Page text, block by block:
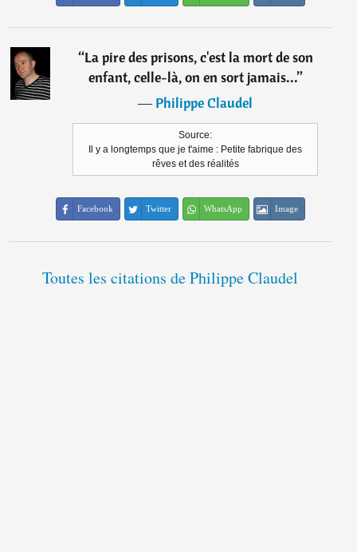
“La pire des prisons, c'est la mort de son
enfant, celle-là, on en sort jamais...”
―Philippe Claudel
Source:
Il y a longtemps que je t'aime : Petite fabrique des
rêves et des réalités
Facebook Twitter WhatsApp Image
Toutes les citations de Philippe Claudel